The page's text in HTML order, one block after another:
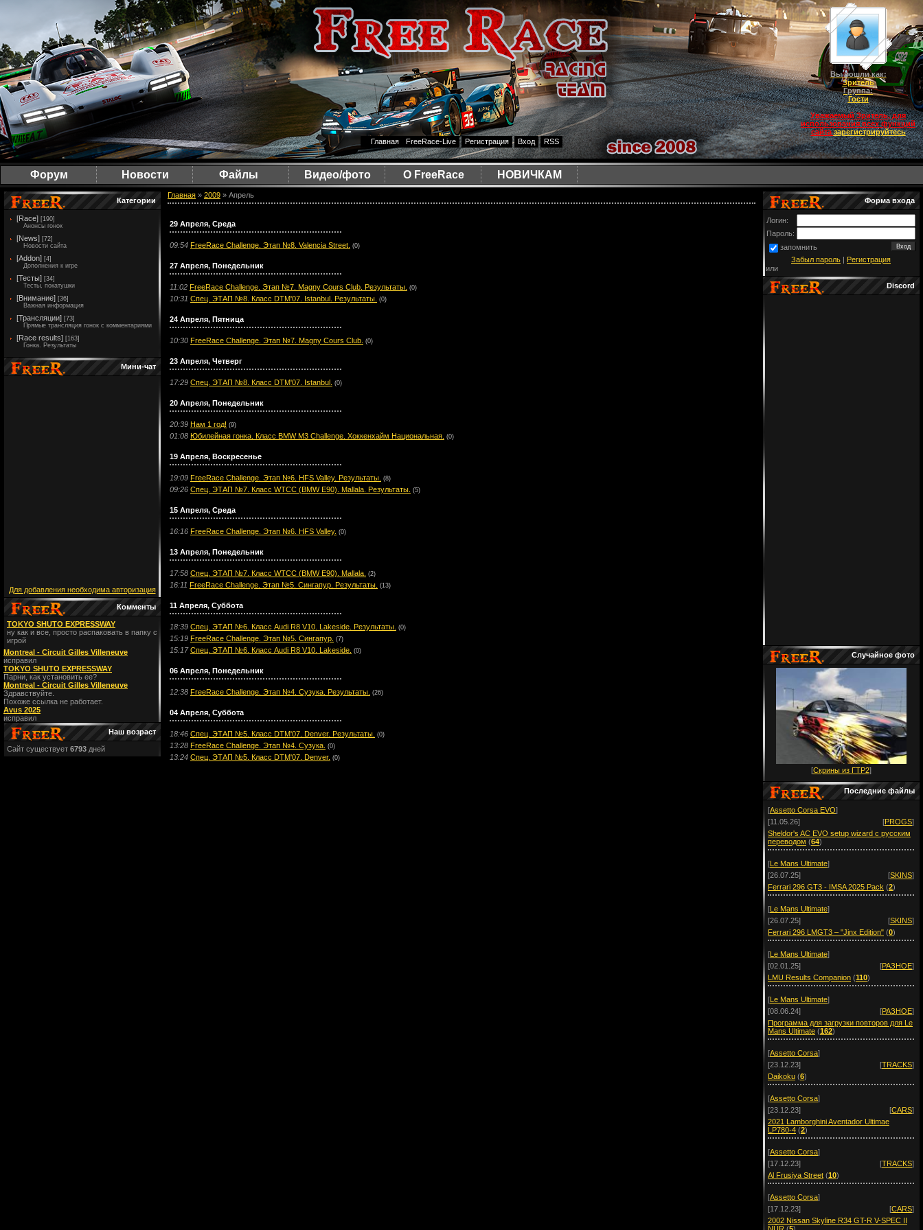
Вы вошли как:
Зритель
Группа:
Гости
Уважаемый Зритель, для
использования всех функций
сайтазарегистрируйтесь
Главная
FreeRace-Live Регистрация Вход RSS
Форум Новости Файлы Видео/фото О FreeRace НОВИЧКАМ
Категории
[Race] [190]
Анонсы гонок
[News] [72]
Новости сайта
[Addon] [4]
Дополнения к игре
[Тесты] [34]
Тесты, покатушки
[Внимание] [36]
Важная информация
[Трансляции] [73]
Прямые трансляция гонок с комментариями
[Race results] [163]
Гонка. Результаты
Мини-чат
Для добавления необходима авторизация
Комменты
TOKYO SHUTO EXPRESSWAY
ну как и все, просто распаковать в папку с
игрой
Montreal - Circuit Gilles Villeneuve
исправил
TOKYO SHUTO EXPRESSWAY
Парни, как установить ее?
Montreal - Circuit Gilles Villeneuve
Здравствуйте.
Похоже ссылка не работает.
Avus 2025
исправил
Наш возраст
Сайт существует 6793 дней
Главная » 2009 » Апрель
29 Апреля, Среда
09:54 FreeRace Challenge. Этап №8. Valencia Street. (0)
27 Апреля, Понедельник
11:02 FreeRace Challenge. Этап №7. Magny Cours Club. Результаты. (0)
10:31 Спец. ЭТАП №8. Класс DTM'07. Istanbul. Результаты. (0)
24 Апреля, Пятница
10:30 FreeRace Challenge. Этап №7. Magny Cours Club. (0)
23 Апреля, Четверг
17:29 Спец. ЭТАП №8. Класс DTM'07. Istanbul. (0)
20 Апреля, Понедельник
20:39 Нам 1 год! (9)
01:08 Юбилейная гонка. Класс BMW M3 Challenge. Хоккенхайм Национальная. (0)
19 Апреля, Воскресенье
19:09 FreeRace Challenge. Этап №6. HFS Valley. Результаты. (8)
09:26 Спец. ЭТАП №7. Класс WTCC (BMW E90). Mallala. Результаты. (5)
15 Апреля, Среда
16:16 FreeRace Challenge. Этап №6. HFS Valley. (0)
13 Апреля, Понедельник
17:58 Спец. ЭТАП №7. Класс WTCC (BMW E90). Mallala. (2)
16:11 FreeRace Challenge. Этап №5. Сингапур. Результаты. (13)
11 Апреля, Суббота
18:39 Спец. ЭТАП №6. Класс Audi R8 V10. Lakeside. Результаты. (0)
15:19 FreeRace Challenge. Этап №5. Сингапур. (7)
15:17 Спец. ЭТАП №6. Класс Audi R8 V10. Lakeside. (0)
06 Апреля, Понедельник
12:38 FreeRace Challenge. Этап №4. Сузука. Результаты. (26)
04 Апреля, Суббота
18:46 Спец. ЭТАП №5. Класс DTM'07. Denver. Результаты. (0)
13:28 FreeRace Challenge. Этап №4. Сузука. (0)
13:24 Спец. ЭТАП №5. Класс DTM'07. Denver. (0)
Форма входа
Логин:
Пароль:
запомнить
Забыл пароль | Регистрация
или
Discord
Случайное фото
[Скрины из ГТР2]
Последние файлы
[Assetto Corsa EVO]
[11.05.26]
[PROGS]
Sheldor's AC EVO setup wizard с русским
переводом (64)
[Le Mans Ultimate]
[26.07.25]
[SKINS]
Ferrari 296 GT3 - IMSA 2025 Pack (2)
[Le Mans Ultimate]
[26.07.25]
[SKINS]
Ferrari 296 LMGT3 – "Jinx Edition" (0)
[Le Mans Ultimate]
[02.01.25]
[РАЗНОЕ]
LMU Results Companion (110)
[Le Mans Ultimate]
[08.06.24]
[РАЗНОЕ]
Программа для загрузки повторов для Le
Mans Ultimate (162)
[Assetto Corsa]
[23.12.23]
[TRACKS]
Daikoku (6)
[Assetto Corsa]
[23.12.23]
[CARS]
2021 Lamborghini Aventador Ultimae
LP780-4 (2)
[Assetto Corsa]
[17.12.23]
[TRACKS]
Al Frusiya Street (10)
[Assetto Corsa]
[17.12.23]
[CARS]
2002 Nissan Skyline R34 GT-R V-SPEC II